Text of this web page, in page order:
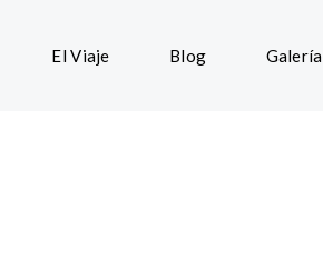
El Viaje Blog Galería